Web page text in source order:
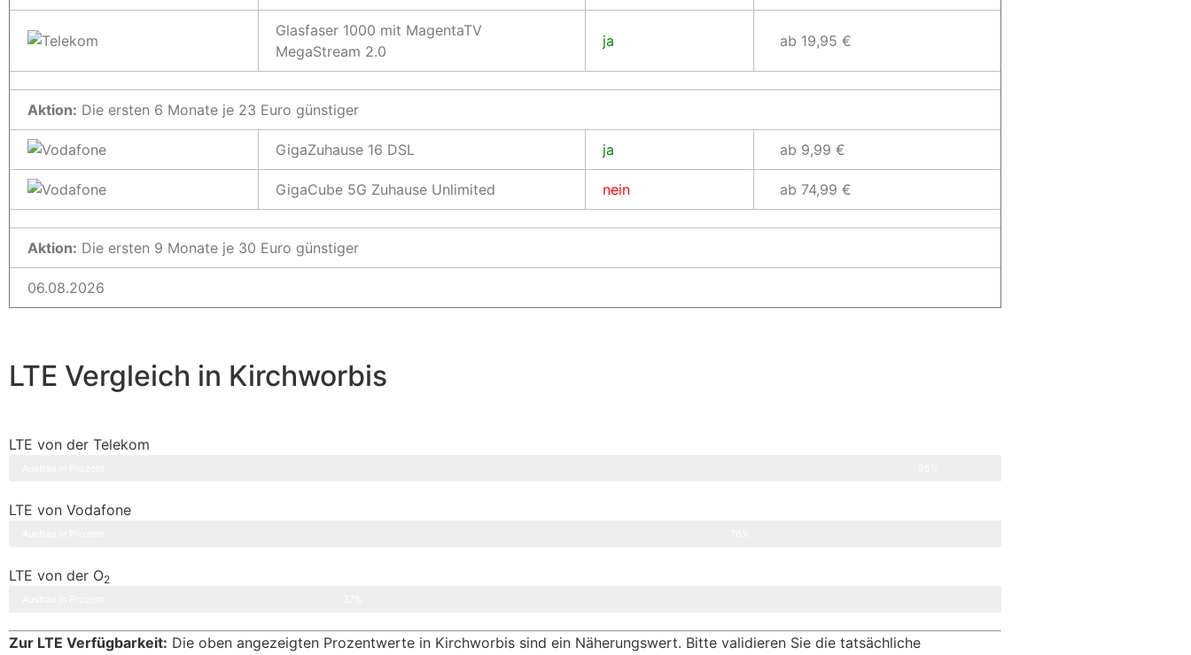
Glasfaser 1000 mit MagentaTV
MegaStream 2.0
ja ab 19,95 €
Aktion: Die ersten 6 Monate je 23 Euro günstiger
GigaZuhause 16 DSL ja ab 9,99 €
GigaCube 5G Zuhause Unlimited nein ab 74,99 €
Aktion: Die ersten 9 Monate je 30 Euro günstiger
06.08.2026
LTE Vergleich in Kirchworbis
LTE von der Telekom
LTE von Vodafone
LTE von der O2
Zur LTE Verfügbarkeit: Die oben angezeigten Prozentwerte in Kirchworbis sind ein Näherungswert. Bitte validieren Sie die tatsächliche